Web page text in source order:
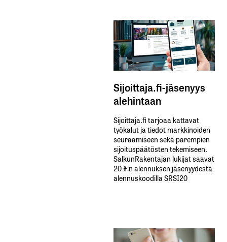
Sijoittaja.fi-jäsenyys
alehintaan
Sijoittaja.fi tarjoaa kattavat
työkalut ja tiedot markkinoiden
seuraamiseen sekä parempien
sijoituspäätösten tekemiseen.
SalkunRakentajan lukijat saavat
20 %:n alennuksen jäsenyydestä
alennuskoodilla SRSI20